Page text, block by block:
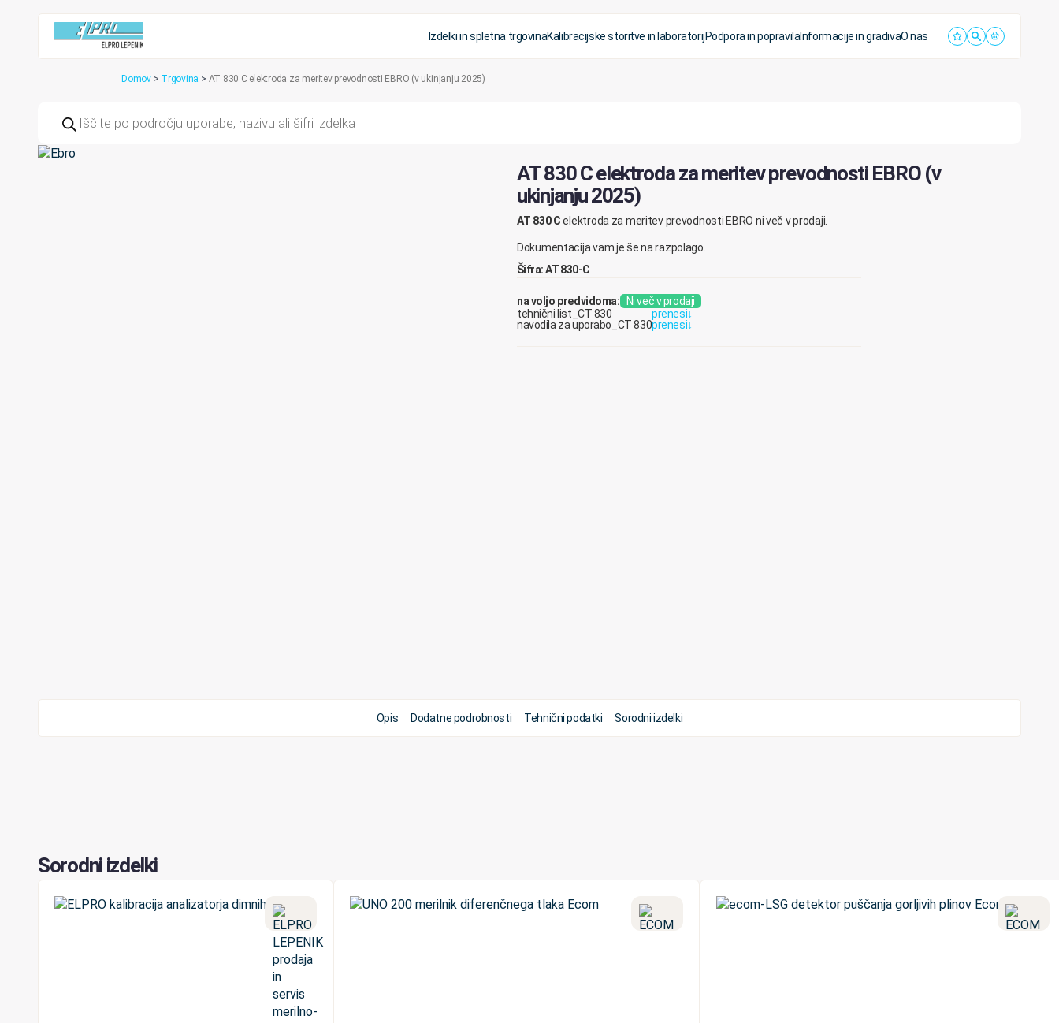
Izdelki in spletna trgovinaKalibracijske storitve in laboratorijPodpora in popravilaInformacije in gradivaO nas
Domov > Trgovina > AT 830 C elektroda za meritev prevodnosti EBRO (v ukinjanju 2025)
search
AT 830 C elektroda za meritev prevodnosti EBRO (v
ukinjanju 2025)
AT 830 Celektroda za meritev prevodnosti EBRO ni več v prodaji.
Dokumentacija vam je še na razpolago.
Šifra: AT 830-C
na voljo predvidoma:
Ni več v prodaji
tehnični list_CT 830
prenesi↓
navodila za uporabo_CT 830prenesi↓
Opis Dodatne podrobnosti Tehnični podatki Sorodni izdelki
Sorodni izdelki